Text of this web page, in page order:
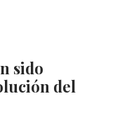
sido
del